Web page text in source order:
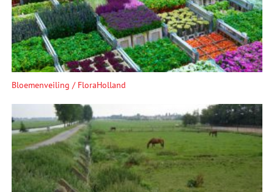
Bloemenveiling / FloraHolland